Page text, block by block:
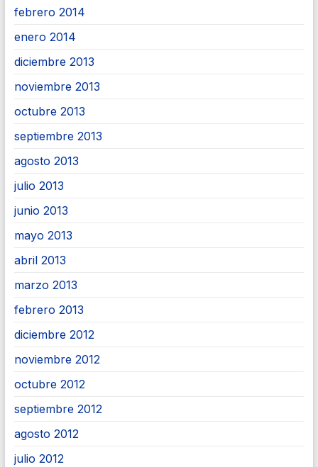
febrero 2014
enero 2014
diciembre 2013
noviembre 2013
octubre 2013
septiembre 2013
agosto 2013
julio 2013
junio 2013
mayo 2013
abril 2013
marzo 2013
febrero 2013
diciembre 2012
noviembre 2012
octubre 2012
septiembre 2012
agosto 2012
julio 2012